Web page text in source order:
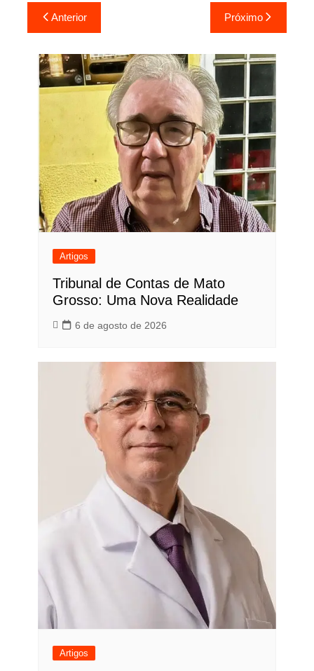
Navegação
de
Post
Anterior Próximo
Artigos
Tribunal de Contas de Mato
Grosso: Uma Nova Realidade
6 de agosto de 2026
Artigos